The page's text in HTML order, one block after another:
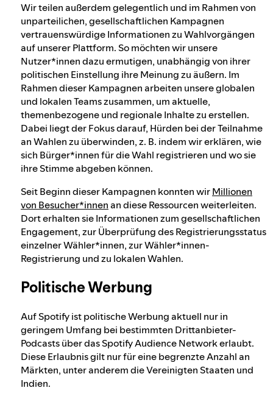
Wir teilen außerdem gelegentlich und im Rahmen von
unparteilichen, gesellschaftlichen Kampagnen
vertrauenswürdige Informationen zu Wahlvorgängen
auf unserer Plattform. So möchten wir unsere
Nutzer*innen dazu ermutigen, unabhängig von ihrer
politischen Einstellung ihre Meinung zu äußern. Im
Rahmen dieser Kampagnen arbeiten unsere globalen
und lokalen Teams zusammen, um aktuelle,
themenbezogene und regionale Inhalte zu erstellen.
Dabei liegt der Fokus darauf, Hürden bei der Teilnahme
an Wahlen zu überwinden, z. B. indem wir erklären, wie
sich Bürger*innen für die Wahl registrieren und wo sie
ihre Stimme abgeben können.
Seit Beginn dieser Kampagnen konnten wirMillionen
von Besucher*innenan diese Ressourcen weiterleiten.
Dort erhalten sie Informationen zum gesellschaftlichen
Engagement, zur Überprüfung des Registrierungsstatus
einzelner Wähler*innen, zur Wähler*innen-
Registrierung und zu lokalen Wahlen.
Politische Werbung
Auf Spotify ist politische Werbung aktuell nur in
geringem Umfang bei bestimmten Drittanbieter-
Podcasts über das Spotify Audience Network erlaubt.
Diese Erlaubnis gilt nur für eine begrenzte Anzahl an
Märkten, unter anderem die Vereinigten Staaten und
Indien.